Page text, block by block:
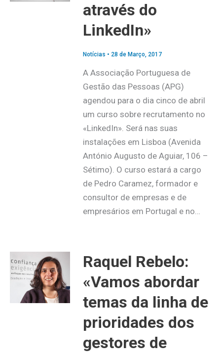
através do
LinkedIn»
Notícias • 28 de Março, 2017
A Associação Portuguesa de
Gestão das Pessoas (APG)
agendou para o dia cinco de abril
um curso sobre recrutamento no
«LinkedIn». Será nas suas
instalações em Lisboa (Avenida
António Augusto de Aguiar, 106 –
Sétimo). O curso estará a cargo
de Pedro Caramez, formador e
consultor de empresas e de
empresários em Portugal e no…
Raquel Rebelo:
«Vamos abordar
temas da linha de
prioridades dos
gestores de